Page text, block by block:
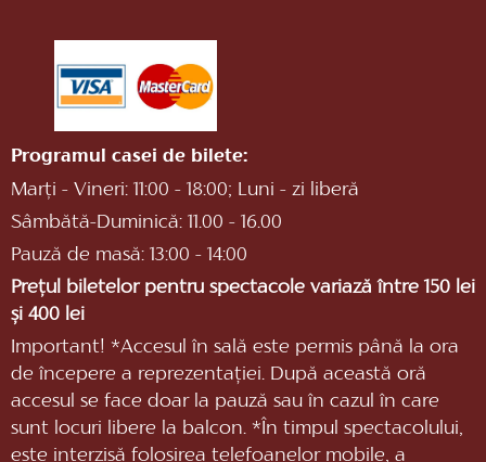
Programul casei de bilete:
Marți - Vineri: 11:00 - 18:00; Luni - zi liberă
Sâmbătă-Duminică: 11.00 - 16.00
Pauză de masă: 13:00 - 14:00
Prețul biletelor pentru spectacole variază între 150 lei
și 400 lei
Important! *Accesul în sală este permis până la ora
de începere a reprezentaţiei. După această oră
accesul se face doar la pauză sau în cazul în care
sunt locuri libere la balcon. *În timpul spectacolului,
este interzisă folosirea telefoanelor mobile, a